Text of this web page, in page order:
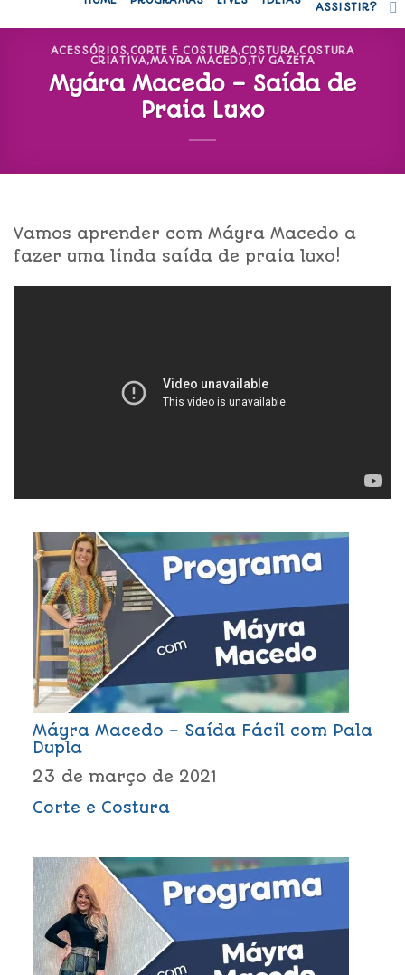
ASSISTIR?
ACESSÓRIOS,CORTE E COSTURA,COSTURA,COSTURA
CRIATIVA,MAYRA MACEDO,TV GAZETA
Myára Macedo – Saída de
Praia Luxo
Vamos aprender com Máyra Macedo a
fazer uma linda saída de praia luxo!
Máyra Macedo – Saída Fácil com Pala
Dupla
23 de março de 2021
Corte e Costura